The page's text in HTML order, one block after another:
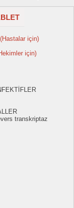
için)
için)
transkriptaz